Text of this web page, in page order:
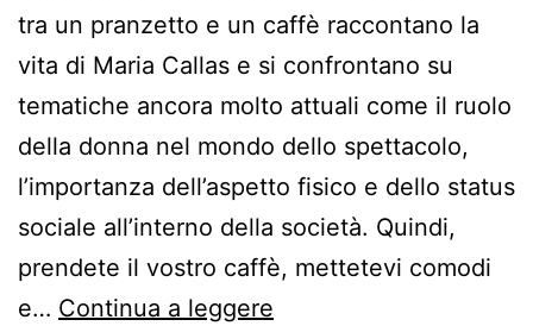
tra un pranzetto e un caffè raccontano la
vita di Maria Callas e si confrontano su
tematiche ancora molto attuali come il ruolo
della donna nel mondo dello spettacolo,
l’importanza dell’aspetto fisico e dello status
sociale all’interno della società. Quindi,
prendete il vostro caffè, mettetevi comodi
e… Continua a leggere